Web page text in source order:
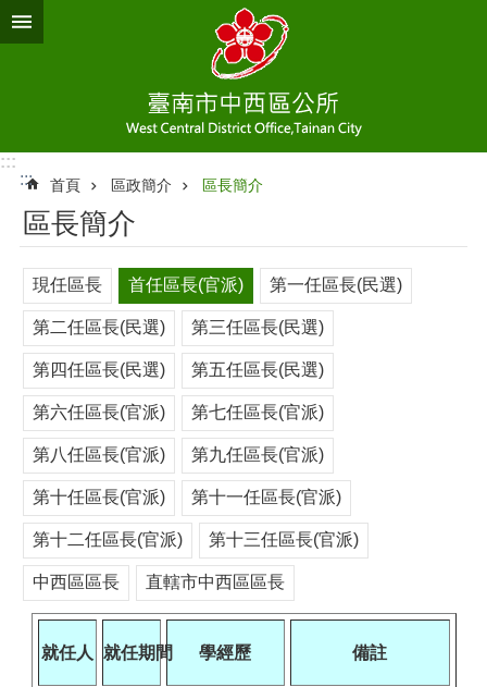
跳到主要內容區塊
:::
:::
首頁 區政簡介 區長簡介
區長簡介
現任區長 首任區長(官派) 第一任區長(民選)
第二任區長(民選) 第三任區長(民選)
第四任區長(民選) 第五任區長(民選)
第六任區長(官派) 第七任區長(官派)
第八任區長(官派) 第九任區長(官派)
第十任區長(官派) 第十一任區長(官派)
第十二任區長(官派) 第十三任區長(官派)
中西區區長 直轄市中西區區長
就任人 就任期間 學經歷 備註